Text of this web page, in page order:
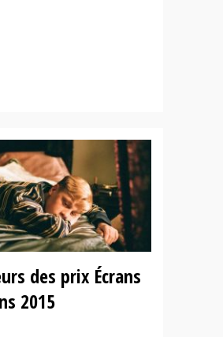
des prix Écrans
2015